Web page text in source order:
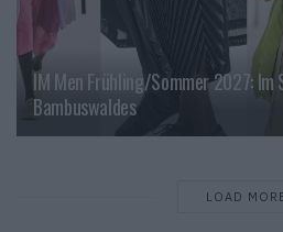
IM Men Frühling/Sommer 2027:
Bambuswaldes
LOAD